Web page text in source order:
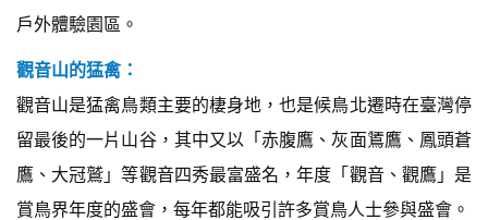
戶外體驗園區。
觀音山的猛禽：
觀音山是猛禽鳥類主要的棲身地，也是候鳥北遷時在臺灣停
留最後的一片山谷，其中又以「赤腹鷹、灰面鵟鷹、鳳頭蒼
鷹、大冠鷲」等觀音四秀最富盛名，年度「觀音、觀鷹」是
賞鳥界年度的盛會，每年都能吸引許多賞鳥人士參與盛會。